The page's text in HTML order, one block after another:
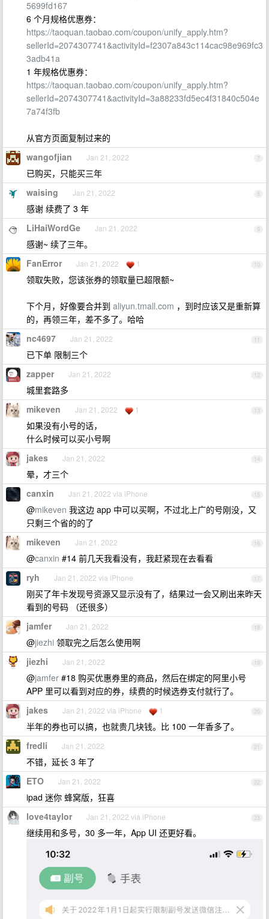
5699fd167
6 个月规格优惠券：
https://taoquan.taobao.com/coupon/unify_apply.htm?
sellerId=2074307741&activityId=f2307a843c114cac98e969fc3
3adb41a
1 年规格优惠券：
https://taoquan.taobao.com/coupon/unify_apply.htm?
sellerId=2074307741&activityId=3a88233fd5ec4f31840c504e
7a74f3fb
从官方页面复制过来的
7
wangofjian Jan 21, 2022
已购买，只能买三年
8
waising Jan 21, 2022
感谢 续费了 3 年
9
LiHaiWordGe Jan 21, 2022
感谢~ 续了三年。
10
FanError Jan 21, 2022 1
领取失败，您该张券的领取量已超限额~
下个月，好像要合并到 aliyun.tmall.com ，到时应该又是重新算
的，再领三年，差不多了。哈哈
11
nc4697 Jan 21, 2022
已下单 限制三个
12
zapper Jan 21, 2022
城里套路多
13
mikeven Jan 21, 2022 1
如果没有小号的话，
什么时候可以买小号啊
14
jakes Jan 21, 2022
晕，才三个
15
canxin Jan 21, 2022 via iPhone
@mikeven 我这边 app 中可以买啊，不过北上广的号刚没，又
只剩三个省的的了
16
mikeven Jan 21, 2022
@canxin #14 前几天我看没有，我赶紧现在去看看
17
ryh Jan 21, 2022 via iPhone
刚买了年卡发现号资源又显示没有了，结果过一会又刷出来昨天
看到的号码 （还很多）
18
jamfer Jan 21, 2022
@jiezhi 领取完之后怎么使用啊
19
jiezhi Jan 21, 2022
@jamfer #18 购买优惠券里的商品，然后在绑定的阿里小号
APP 里可以看到对应的券，续费的时候选券支付就行了。
20
jakes Jan 21, 2022 via iPhone 1
半年的券也可以搞，也就贵几块钱。比 100 一年香多了。
21
fredli Jan 21, 2022
不错，延长 3 年了
22
ETO Jan 21, 2022
ipad 迷你 蜂窝版，狂喜
23
love4taylor Jan 21, 2022 via iPhone
继续用和多号，30 多一年，App UI 还更好看。